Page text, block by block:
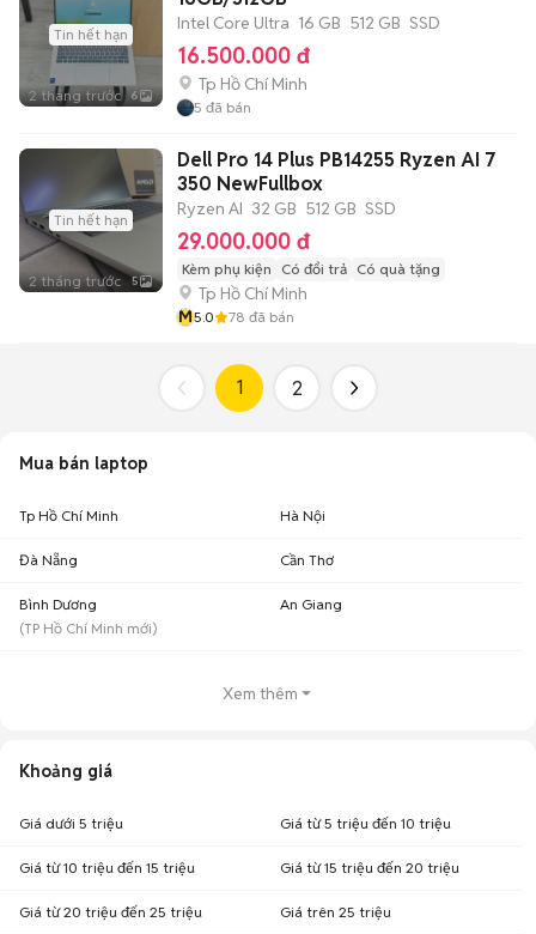
Tin hết hạn
2 tháng trước 6
Intel Core Ultra 16 GB 512 GB SSD
16.500.000 đ
Tp Hồ Chí Minh
5 đã bán
Tin hết hạn
2 tháng trước 5
Dell Pro 14 Plus PB14255 Ryzen AI 7
350 NewFullbox
Ryzen AI 32 GB 512 GB SSD
29.000.000 đ
Kèm phụ kiện Có đổi trả Có quà tặng
Tp Hồ Chí Minh
M5.0 78 đã bán
1 2
Mua bán laptop
Tp Hồ Chí Minh Hà Nội
Đà Nẵng Cần Thơ
Bình Dương
(TP Hồ Chí Minh mới)
An Giang
Xem thêm
Khoảng giá
Giá dưới 5 triệu Giá từ 5 triệu đến 10 triệu
Giá từ 10 triệu đến 15 triệu Giá từ 15 triệu đến 20 triệu
Giá từ 20 triệu đến 25 triệu Giá trên 25 triệu